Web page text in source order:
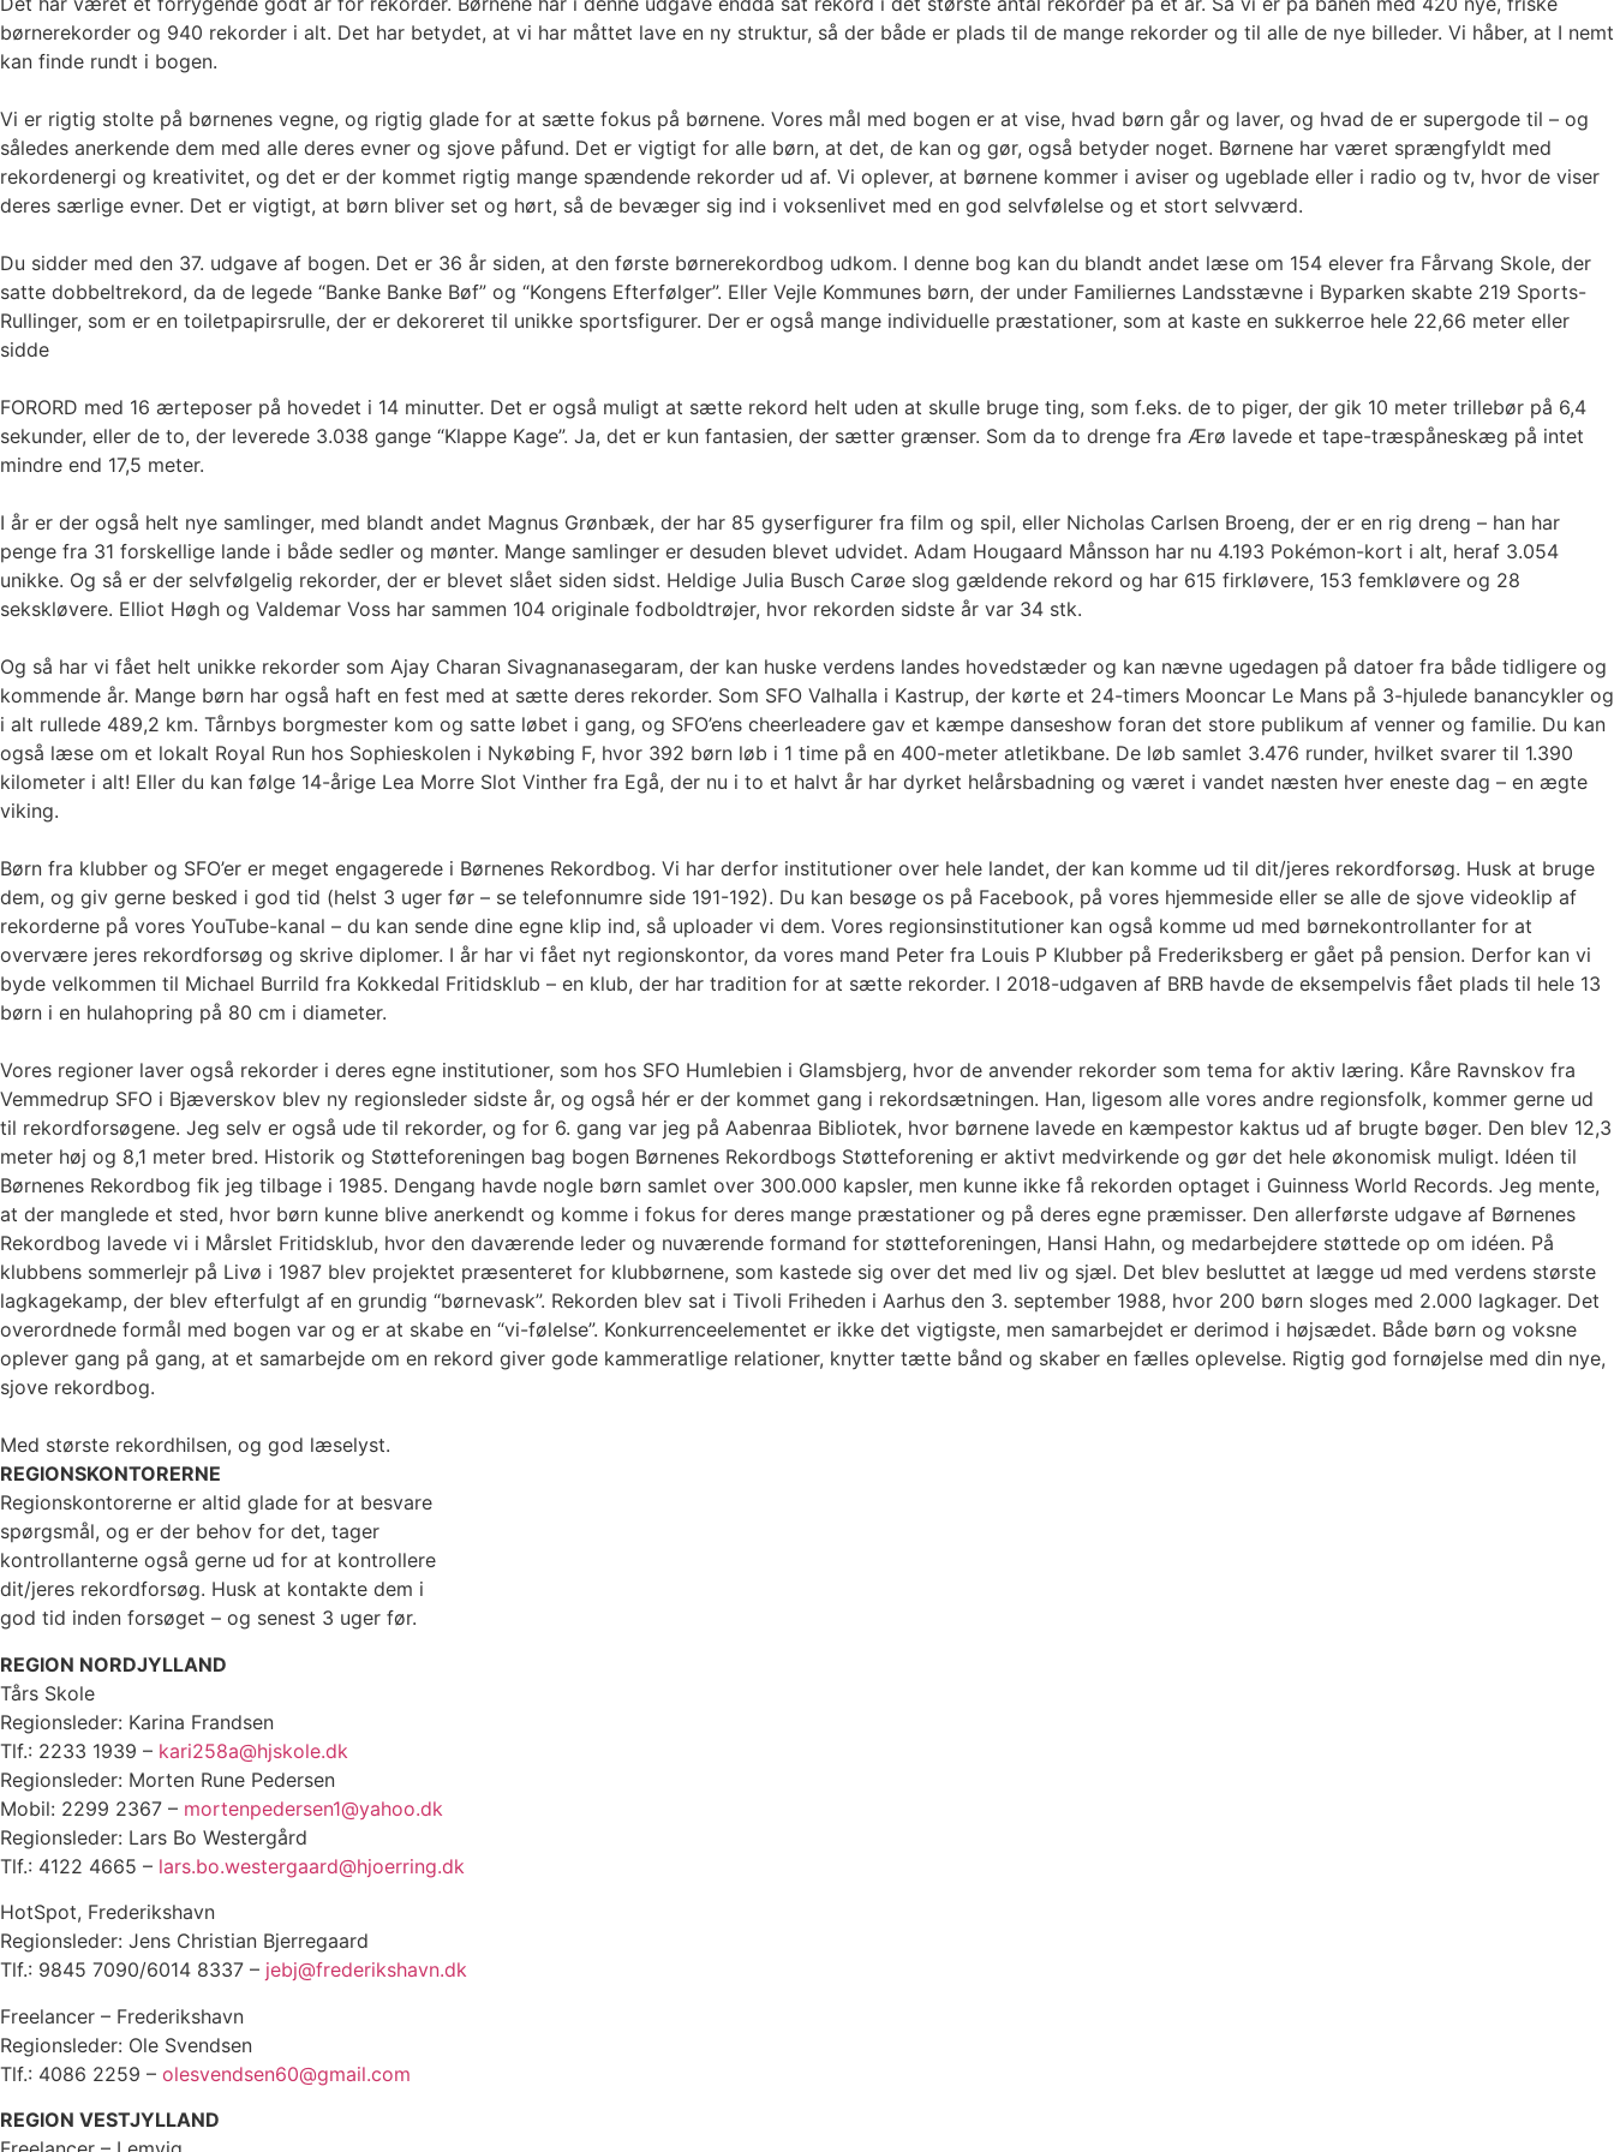
børnerekorder og 940 rekorder i alt. Det har betydet, at vi har måttet lave en ny struktur, så der både er plads til de mange rekorder og til alle de nye billeder. Vi håber, at I nemt
kan finde rundt i bogen.
Vi er rigtig stolte på børnenes vegne, og rigtig glade for at sætte fokus på børnene. Vores mål med bogen er at vise, hvad børn går og laver, og hvad de er supergode til – og
således anerkende dem med alle deres evner og sjove påfund. Det er vigtigt for alle børn, at det, de kan og gør, også betyder noget. Børnene har været sprængfyldt med
rekordenergi og kreativitet, og det er der kommet rigtig mange spændende rekorder ud af. Vi oplever, at børnene kommer i aviser og ugeblade eller i radio og tv, hvor de viser
deres særlige evner. Det er vigtigt, at børn bliver set og hørt, så de bevæger sig ind i voksenlivet med en god selvfølelse og et stort selvværd.
Du sidder med den 37. udgave af bogen. Det er 36 år siden, at den første børnerekordbog udkom. I denne bog kan du blandt andet læse om 154 elever fra Fårvang Skole, der
satte dobbeltrekord, da de legede “Banke Banke Bøf” og “Kongens Efterfølger”. Eller Vejle Kommunes børn, der under Familiernes Landsstævne i Byparken skabte 219 Sports-
Rullinger, som er en toiletpapirsrulle, der er dekoreret til unikke sportsfigurer. Der er også mange individuelle præstationer, som at kaste en sukkerroe hele 22,66 meter eller
sidde
FORORD med 16 ærteposer på hovedet i 14 minutter. Det er også muligt at sætte rekord helt uden at skulle bruge ting, som f.eks. de to piger, der gik 10 meter trillebør på 6,4
sekunder, eller de to, der leverede 3.038 gange “Klappe Kage”. Ja, det er kun fantasien, der sætter grænser. Som da to drenge fra Ærø lavede et tape-træspåneskæg på intet
mindre end 17,5 meter.
I år er der også helt nye samlinger, med blandt andet Magnus Grønbæk, der har 85 gyserfigurer fra film og spil, eller Nicholas Carlsen Broeng, der er en rig dreng – han har
penge fra 31 forskellige lande i både sedler og mønter. Mange samlinger er desuden blevet udvidet. Adam Hougaard Månsson har nu 4.193 Pokémon-kort i alt, heraf 3.054
unikke. Og så er der selvfølgelig rekorder, der er blevet slået siden sidst. Heldige Julia Busch Carøe slog gældende rekord og har 615 firkløvere, 153 femkløvere og 28
sekskløvere. Elliot Høgh og Valdemar Voss har sammen 104 originale fodboldtrøjer, hvor rekorden sidste år var 34 stk.
Og så har vi fået helt unikke rekorder som Ajay Charan Sivagnanasegaram, der kan huske verdens landes hovedstæder og kan nævne ugedagen på datoer fra både tidligere og
kommende år. Mange børn har også haft en fest med at sætte deres rekorder. Som SFO Valhalla i Kastrup, der kørte et 24-timers Mooncar Le Mans på 3-hjulede banancykler og
i alt rullede 489,2 km. Tårnbys borgmester kom og satte løbet i gang, og SFO’ens cheerleadere gav et kæmpe danseshow foran det store publikum af venner og familie. Du kan
også læse om et lokalt Royal Run hos Sophieskolen i Nykøbing F, hvor 392 børn løb i 1 time på en 400-meter atletikbane. De løb samlet 3.476 runder, hvilket svarer til 1.390
kilometer i alt! Eller du kan følge 14-årige Lea Morre Slot Vinther fra Egå, der nu i to et halvt år har dyrket helårsbadning og været i vandet næsten hver eneste dag – en ægte
viking.
Børn fra klubber og SFO’er er meget engagerede i Børnenes Rekordbog. Vi har derfor institutioner over hele landet, der kan komme ud til dit/jeres rekordforsøg. Husk at bruge
dem, og giv gerne besked i god tid (helst 3 uger før – se telefonnumre side 191-192). Du kan besøge os på Facebook, på vores hjemmeside eller se alle de sjove videoklip af
rekorderne på vores YouTube-kanal – du kan sende dine egne klip ind, så uploader vi dem. Vores regionsinstitutioner kan også komme ud med børnekontrollanter for at
overvære jeres rekordforsøg og skrive diplomer. I år har vi fået nyt regionskontor, da vores mand Peter fra Louis P Klubber på Frederiksberg er gået på pension. Derfor kan vi
byde velkommen til Michael Burrild fra Kokkedal Fritidsklub – en klub, der har tradition for at sætte rekorder. I 2018-udgaven af BRB havde de eksempelvis fået plads til hele 13
børn i en hulahopring på 80 cm i diameter.
Vores regioner laver også rekorder i deres egne institutioner, som hos SFO Humlebien i Glamsbjerg, hvor de anvender rekorder som tema for aktiv læring. Kåre Ravnskov fra
Vemmedrup SFO i Bjæverskov blev ny regionsleder sidste år, og også hér er der kommet gang i rekordsætningen. Han, ligesom alle vores andre regionsfolk, kommer gerne ud
til rekordforsøgene. Jeg selv er også ude til rekorder, og for 6. gang var jeg på Aabenraa Bibliotek, hvor børnene lavede en kæmpestor kaktus ud af brugte bøger. Den blev 12,3
meter høj og 8,1 meter bred. Historik og Støtteforeningen bag bogen Børnenes Rekordbogs Støtteforening er aktivt medvirkende og gør det hele økonomisk muligt. Idéen til
Børnenes Rekordbog fik jeg tilbage i 1985. Dengang havde nogle børn samlet over 300.000 kapsler, men kunne ikke få rekorden optaget i Guinness World Records. Jeg mente,
at der manglede et sted, hvor børn kunne blive anerkendt og komme i fokus for deres mange præstationer og på deres egne præmisser. Den allerførste udgave af Børnenes
Rekordbog lavede vi i Mårslet Fritidsklub, hvor den daværende leder og nuværende formand for støtteforeningen, Hansi Hahn, og medarbejdere støttede op om idéen. På
klubbens sommerlejr på Livø i 1987 blev projektet præsenteret for klubbørnene, som kastede sig over det med liv og sjæl. Det blev besluttet at lægge ud med verdens største
lagkagekamp, der blev efterfulgt af en grundig “børnevask”. Rekorden blev sat i Tivoli Friheden i Aarhus den 3. september 1988, hvor 200 børn sloges med 2.000 lagkager. Det
overordnede formål med bogen var og er at skabe en “vi-følelse”. Konkurrenceelementet er ikke det vigtigste, men samarbejdet er derimod i højsædet. Både børn og voksne
oplever gang på gang, at et samarbejde om en rekord giver gode kammeratlige relationer, knytter tætte bånd og skaber en fælles oplevelse. Rigtig god fornøjelse med din nye,
sjove rekordbog.
Med største rekordhilsen, og god læselyst.
REGIONSKONTORERNE
Regionskontorerne er altid glade for at besvare
spørgsmål, og er der behov for det, tager
kontrollanterne også gerne ud for at kontrollere
dit/jeres rekordforsøg. Husk at kontakte dem i
god tid inden forsøget – og senest 3 uger før.
REGION NORDJYLLAND
Tårs Skole
Regionsleder: Karina Frandsen
Tlf.: 2233 1939 – kari258a@hjskole.dk
Regionsleder: Morten Rune Pedersen
Mobil: 2299 2367 – mortenpedersen1@yahoo.dk
Regionsleder: Lars Bo Westergård
Tlf.: 4122 4665 – lars.bo.westergaard@hjoerring.dk
HotSpot, Frederikshavn
Regionsleder: Jens Christian Bjerregaard
Tlf.: 9845 7090/6014 8337 – jebj@frederikshavn.dk
Freelancer – Frederikshavn
Regionsleder: Ole Svendsen
Tlf.: 4086 2259 – olesvendsen60@gmail.com
REGION VESTJYLLAND